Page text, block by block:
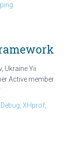
Ukraine Yii
Active member
XHprof,